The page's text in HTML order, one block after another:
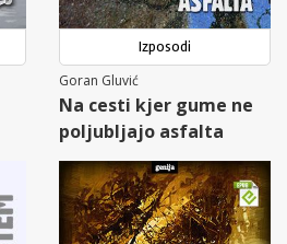
Izposodi
Goran Gluvić
Na cesti kjer gume ne
poljubljajo asfalta